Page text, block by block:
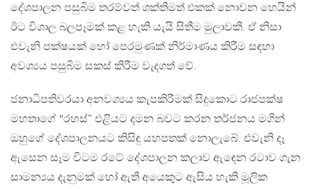
දේශපාලන පසුබිම තරම්වත් ශක්තිමත් එකක් නොවන හෙයින්
ඊට විශාල බලපෑමක් කළ හැකි යැයි සිතීම මුලාවකි. ඒ නිසා
එවැනි පක්ෂයක් හෝ පෙරමුණක් නිර්මාණය කිරීම සඳහා
අවශ්‍යය පසුබිම සකස් කිරීම වැදගත් වේ.
ජනාධිපතිවරයා අනවශ්‍යය කැපකිරීමක් සිදුකොට රාජපක්ෂ
මහතාගේ “රහස්” එළියට දමන බවට කරන තර්ජනය මගින්
ඔහුගේ දේශපාලනයට කිසිඳු යහපතක් නොලැබේ. එවැනි දෑ
ඇසෙන සෑම විටම රටේ දේශපාලන කලාව ඇඳෙන රටාව ගැන
සාමන්‍යය දැනුමක් හෝ ඇති අයෙකුට ඇසිය හැකි මූලික